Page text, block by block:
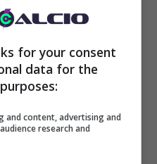
for your consent
data for the
and content, advertising and
research and